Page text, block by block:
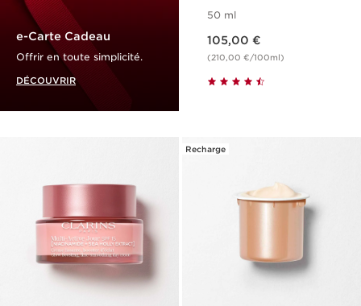
e-Carte Cadeau
Offrir en toute simplicité.
DÉCOUVRIR
Firming
50 ml
105,00 €
(210,00 €/100ml)
Recharge